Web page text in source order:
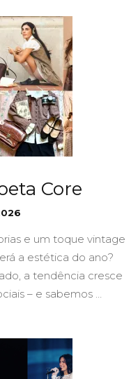
Core
e um toque vintage
a estética do ano?
a tendência cresce
– e sabemos …